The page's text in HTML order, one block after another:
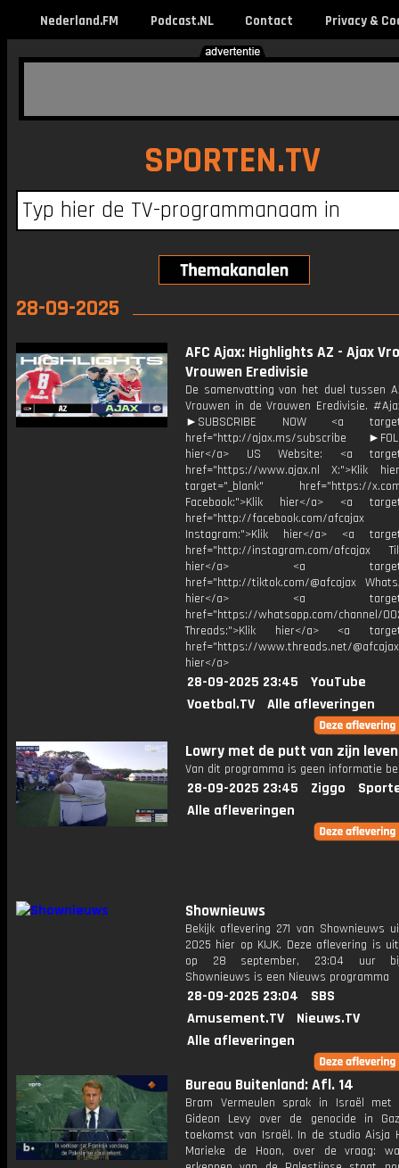
Nederland.FM Podcast.NL Contact Privacy &
SPORTEN.TV
28-09-2025
AFC Ajax: Highlights AZ - Ajax
Vrouwen Eredivisie
De samenvatting van het duel tussen
Vrouwen in de Vrouwen Eredivisie.
►SUBSCRIBE NOW <a
href="http://ajax.ms/subscribe
hier</a> US Website: <a
href="https://www.ajax.nl X:">Klik
target="_blank" href="https://x.com/
Facebook:">Klik hier</a> <a
href="http://facebook.com/afcajax
Instagram:">Klik hier</a> <a
href="http://instagram.com/afcajax
hier</a> <a
href="http://tiktok.com/@afcajax
hier</a> <a
href="https://whatsapp.com/channel/
Threads:">Klik hier</a> <a
href="https://www.threads.net/
hier</a>
28-09-2025 23:45
YouTube
Voetbal.TV
Alle afleveringen
Lowry met de putt van zijn leven
Van dit programma is geen informatie
28-09-2025 23:45 Ziggo
Alle afleveringen
Shownieuws
Bekijk aflevering 271 van Shownieuws
2025 hier op KIJK. Deze aflevering is
op 28 september, 23:04 uur
Shownieuws is een Nieuws programma
28-09-2025 23:04
SBS
Amusement.TV
Nieuws.TV
Alle afleveringen
Bureau Buitenland: Afl. 14
Bram Vermeulen sprak in Israël met
Gideon Levy over de genocide in
toekomst van Israël. In de studio Aisja
Marieke de Hoon, over de vraag: